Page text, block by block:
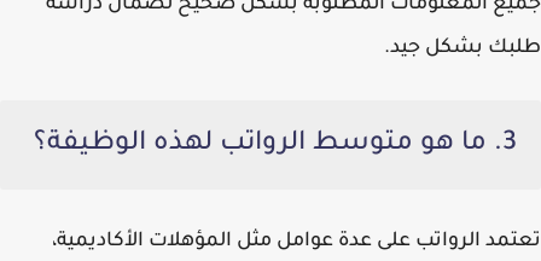
طلبك بشكل جيد.
3. ما هو متوسط الرواتب لهذه الوظيفة؟
تعتمد الرواتب على عدة عوامل مثل المؤهلات الأكاديمية،